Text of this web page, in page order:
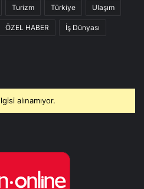
Turizm Türkiye Ulaşım
ÖZEL HABER İş Dünyası
alınamıyor.